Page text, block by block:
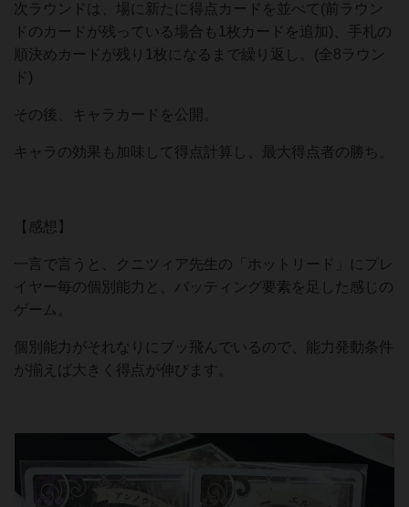
次ラウンドは、場に新たに得点カードを並べて(前ラウン
ドのカードが残っている場合も1枚カードを追加)、手札の
順決めカードが残り1枚になるまで繰り返し。(全8ラウン
ド)
その後、キャラカードを公開。
キャラの効果も加味して得点計算し、最大得点者の勝ち。
【感想】
一言で言うと、クニツィア先生の「ホットリード」にプレ
イヤー毎の個別能力と、バッティング要素を足した感じの
ゲーム。
個別能力がそれなりにブッ飛んでいるので、能力発動条件
が揃えば大きく得点が伸びます。